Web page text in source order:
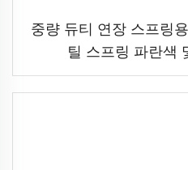
중량 듀티 연장 스프링
틸 스프링 파란색